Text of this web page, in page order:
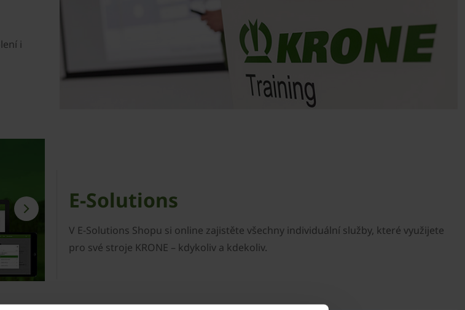
i
E-Solutions
V E-Solutions Shopu si online zajistěte všechny individuální služby, které využijete
pro své stroje KRONE – kdykoliv a kdekoliv.